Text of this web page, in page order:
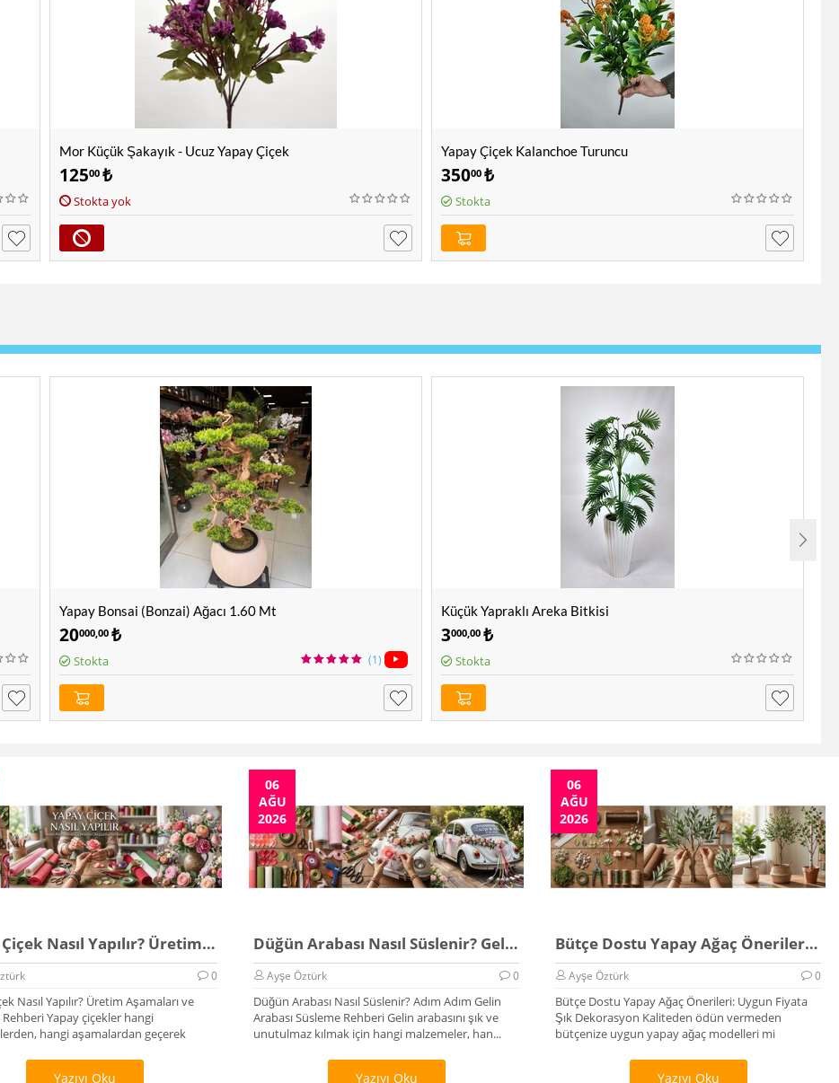
Mor Küçük Şakayık - Ucuz Yapay Çiçek
12500 ₺
Stokta yok
Yapay Çiçek Kalanchoe Turuncu
35000 ₺
Stokta
Yapay Bonsai (Bonzai) Ağacı 1.60 Mt
20000,00 ₺
Stokta (1)
Küçük Yapraklı Areka Bitkisi
3000,00 ₺
Stokta
Yapay Çiçek Nasıl Yapılır? Üretim Rehberi 2026
0
Nasıl Yapılır? Üretim Aşamaları ve
Yapay çiçekler hangi
hangi aşamalardan geçerek
Yazıyı Oku
06
AĞU
2026
Düğün Arabası Nasıl Süslenir? Gelin Arabası Rehberi
Ayşe Öztürk 0
Düğün Arabası Nasıl Süslenir? Adım Adım Gelin
Arabası Süsleme Rehberi Gelin arabasını şık ve
unutulmaz kılmak için hangi malzemeler, han...
Yazıyı Oku
06
AĞU
2026
Bütçe Dostu Yapay Ağaç Önerileri 2026
Ayşe Öztürk 0
Bütçe Dostu Yapay Ağaç Önerileri: Uygun Fiyata
Şık Dekorasyon Kaliteden ödün vermeden
bütçenize uygun yapay ağaç modelleri mi
Yazıyı Oku